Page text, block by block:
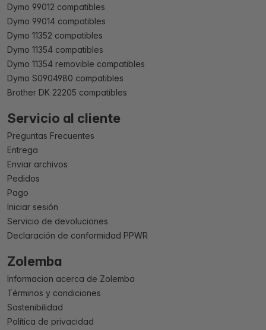
Dymo 99012 compatibles
Dymo 99014 compatibles
Dymo 11352 compatibles
Dymo 11354 compatibles
Dymo 11354 removible compatibles
Dymo S0904980 compatibles
Brother DK 22205 compatibles
Servicio al cliente
Preguntas Frecuentes
Entrega
Enviar archivos
Pedidos
Pago
Iniciar sesión
Servicio de devoluciones
Declaración de conformidad PPWR
Zolemba
Informacion acerca de Zolemba
Términos y condiciones
Sostenibilidad
Política de privacidad